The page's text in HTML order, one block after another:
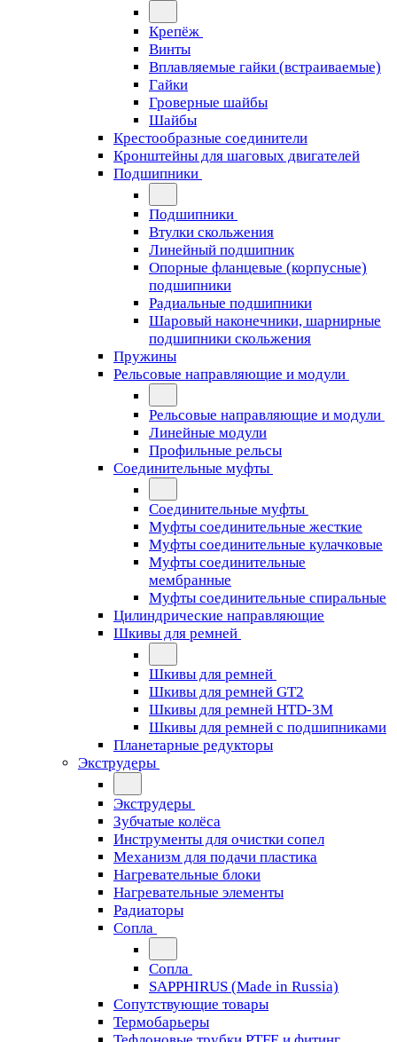
Крепёж
Винты
Вплавляемые гайки (встраиваемые)
Гайки
Гроверные шайбы
Шайбы
Крестообразные соединители
Кронштейны для шаговых двигателей
Подшипники
Подшипники
Втулки скольжения
Линейный подшипник
Опорные фланцевые (корпусные)
подшипники
Радиальные подшипники
Шаровый наконечники, шарнирные
подшипники скольжения
Пружины
Рельсовые направляющие и модули
Рельсовые направляющие и модули
Линейные модули
Профильные рельсы
Соединительные муфты
Соединительные муфты
Муфты соединительные жесткие
Муфты соединительные кулачковые
Муфты соединительные
мембранные
Муфты соединительные спиральные
Цилиндрические направляющие
Шкивы для ремней
Шкивы для ремней
Шкивы для ремней GT2
Шкивы для ремней HTD-3M
Шкивы для ремней с подшипниками
Планетарные редукторы
Экструдеры
Экструдеры
Зубчатые колёса
Инструменты для очистки сопел
Механизм для подачи пластика
Нагревательные блоки
Нагревательные элементы
Радиаторы
Сопла
Сопла
SAPPHIRUS (Made in Russia)
Сопутствующие товары
Термобарьеры